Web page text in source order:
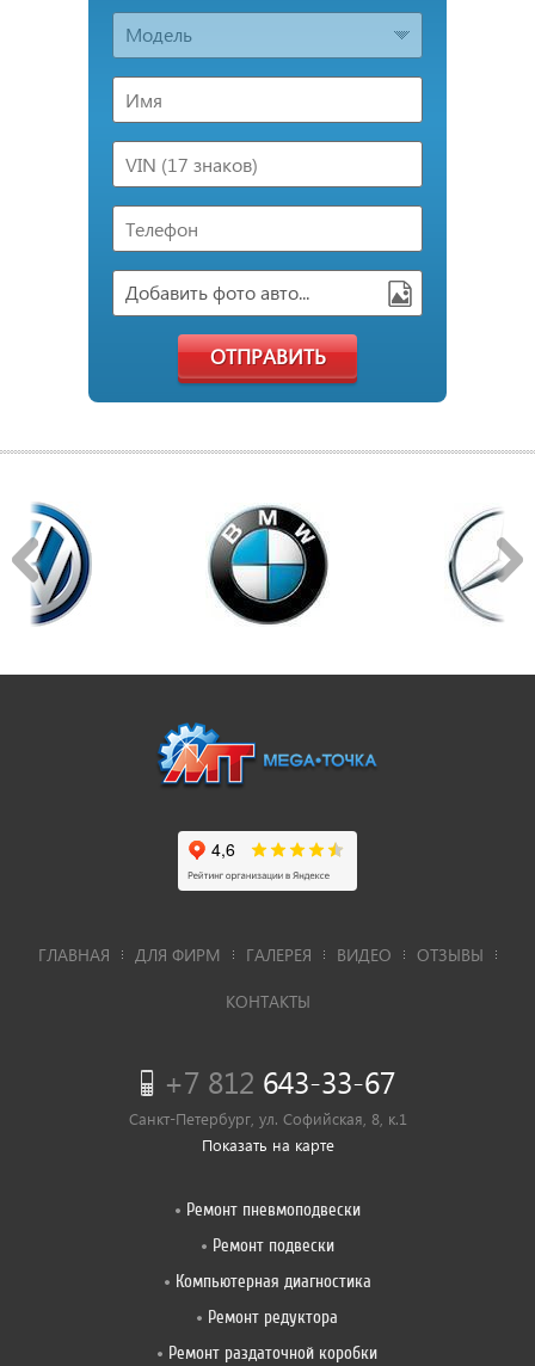
Модель
Добавить фото авто...
ОТПРАВИТЬ
ГЛАВНАЯ ДЛЯ ФИРМ ГАЛЕРЕЯ ВИДЕО ОТЗЫВЫ
КОНТАКТЫ
+7 812 643-33-67
Санкт-Петербург, ул. Софийская, 8, к.1
Показать на карте
Ремонт пневмоподвески
Ремонт подвески
Компьютерная диагностика
Ремонт редуктора
Ремонт раздаточной коробки